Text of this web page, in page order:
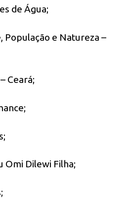
de Água;
População e Natureza –
Ceará;
Omi Dilewi Filha;